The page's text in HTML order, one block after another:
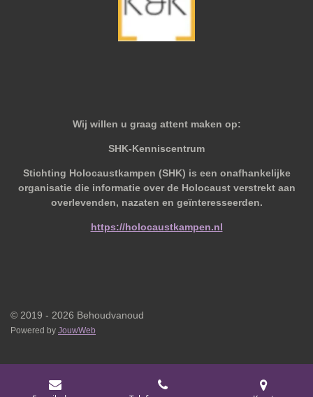
Wij willen u graag attent maken op:
SHK-Kenniscentrum
Stichting Holocaustkampen (SHK) is een onafhankelijke
organisatie die informatie over de Holocaust verstrekt aan
overlevenden, nazaten en geïnteresseerden.
https://holocaustkampen.nl
© 2019 - 2026 Behoudvanoud
Powered by JouwWeb